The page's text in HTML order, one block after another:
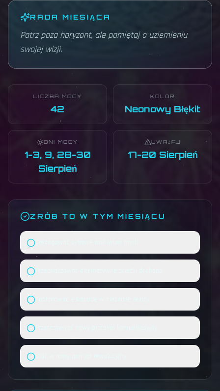
RADA MIESIĄCA
Patrz poza horyzont, ale pamiętaj o uziemieniu
swojej wizji.
LICZBA MOCY
42
KOLOR
Neonowy Błękit
DNI MOCY
1-3, 9, 28-30
Sierpień
UWAŻAJ
17-20 Sierpień
ZRÓB TO W TYM MIESIĄCU